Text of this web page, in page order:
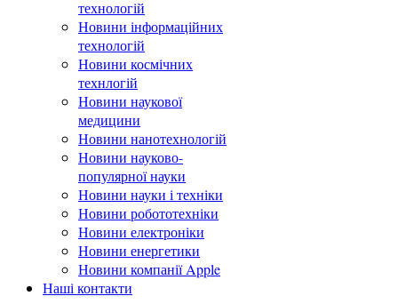
технологій
Новини інформаційних
технологій
Новини космічних
технлогій
Новини наукової
медицини
Новини нанотехнологій
Новини науково-
популярної науки
Новини науки і техніки
Новини робототехніки
Новини електроніки
Новини енергетики
Новини компанії Apple
Наші контакти